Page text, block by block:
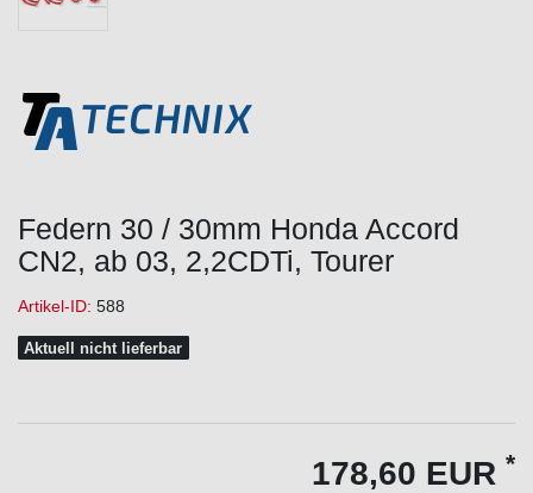
Federn 30 / 30mm Honda Accord
CN2, ab 03, 2,2CDTi, Tourer
Artikel-ID: 588
Aktuell nicht lieferbar
178,60 EUR *